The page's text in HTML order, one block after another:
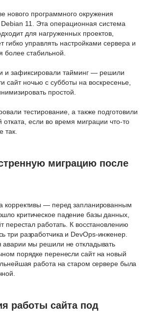
нового программного окружения
11. Эта операционная система
для нагруженных проектов,
гибко управлять настройками сервера и
более стабильной.
и зафиксировали тайминг — решили
сайт ночью с субботы на воскресенье,
простой.
тестирование, а также подготовили
отката, если во время миграции что-то
так.
миграцию после
коррективы — перед запланированным
критическое падение базы данных,
перестал работать. К восстановлению
три разработчика и DevOps-инженер.
аварии мы решили не откладывать
порядке перенесли сайт на новый
работа на старом сервере была
работы сайта под